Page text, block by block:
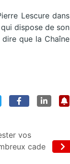
Lescure dans
dispose de son
que la Chaîne
vos
cade